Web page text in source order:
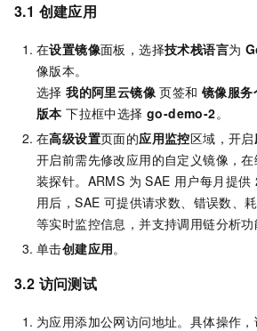
3.1 创建应用
在设置镜像面板，选择技术栈语言为
像版本。
选择我的阿里云镜像 页签和镜像服务
版本 下拉框中选择go-demo-2。
在高级设置页面的应用监控区域，开启
开启前需先修改应用的自定义镜像，
装探针。ARMS 为 SAE 用户每月提
用后，SAE 可提供请求数、错误数、
等实时监控信息，并支持调用链分析功
单击创建应用。
3.2 访问测试
为应用添加公网访问地址。具体操作